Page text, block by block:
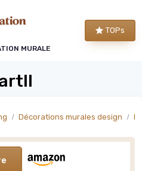
MURALE
TOPs
Décorations murales design